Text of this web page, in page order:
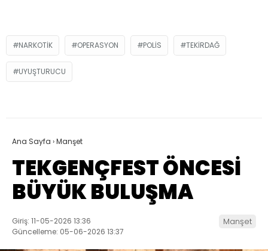
NARKOTIK OPERASYON POLIS TEKIRDAĞ
UYUŞTURUCU
Ana Sayfa ›Manşet
TEKGENÇFEST ÖNCESİ
BÜYÜK BULUŞMA
Giriş: 11-05-2026 13:36
Güncelleme: 05-06-2026 13:37
Manşet